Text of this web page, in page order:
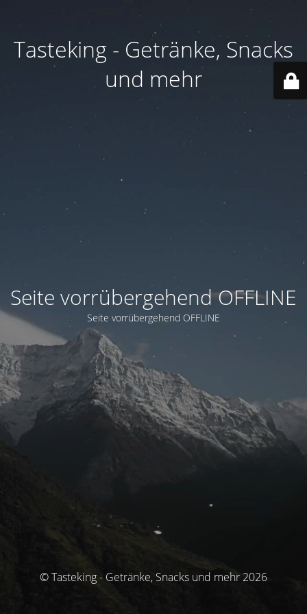
Tasteking - Getränke, Snacks
und mehr
Seite vorrübergehend OFFLINE
Seite vorrübergehend OFFLINE
© Tasteking - Getränke, Snacks und mehr 2026